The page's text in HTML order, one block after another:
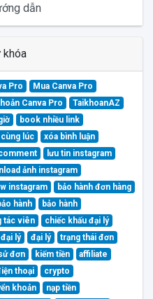
dẫn
khóa
Pro
Mua Canva Pro
Canva Pro
TaikhoanAZ
book nhiều link
cùng lúc
xóa bình luận
lưu tin instagram
ảnh instagram
instagram
bảo hành đơn hàng
hành
bảo hành
tác viên
chiếc khấu đại lý
lý
đại lý
trạng thái đơn
đơn
kiếm tiền
affiliate
thoại
crypto
khoản
nạp tiền